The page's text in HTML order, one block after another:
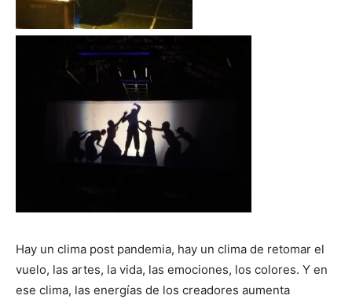
Hay un clima post pandemia, hay un clima de retomar el
vuelo, las artes, la vida, las emociones, los colores. Y en
ese clima, las energías de los creadores aumenta